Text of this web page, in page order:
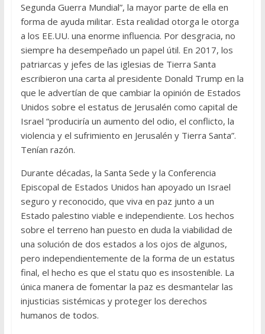
Segunda Guerra Mundial”, la mayor parte de ella en
forma de ayuda militar. Esta realidad otorga le otorga
a los EE.UU. una enorme influencia. Por desgracia, no
siempre ha desempeñado un papel útil. En 2017, los
patriarcas y jefes de las iglesias de Tierra Santa
escribieron una carta al presidente Donald Trump en la
que le advertían de que cambiar la opinión de Estados
Unidos sobre el estatus de Jerusalén como capital de
Israel “produciría un aumento del odio, el conflicto, la
violencia y el sufrimiento en Jerusalén y Tierra Santa”.
Tenían razón.
Durante décadas, la Santa Sede y la Conferencia
Episcopal de Estados Unidos han apoyado un Israel
seguro y reconocido, que viva en paz junto a un
Estado palestino viable e independiente. Los hechos
sobre el terreno han puesto en duda la viabilidad de
una solución de dos estados a los ojos de algunos,
pero independientemente de la forma de un estatus
final, el hecho es que el statu quo es insostenible. La
única manera de fomentar la paz es desmantelar las
injusticias sistémicas y proteger los derechos
humanos de todos.